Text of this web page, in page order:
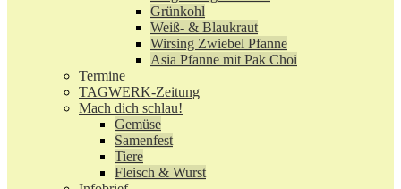
Grünkohl
Weiß- & Blaukraut
Wirsing Zwiebel Pfanne
Asia Pfanne mit Pak Choi
Termine
TAGWERK-Zeitung
Mach dich schlau!
Gemüse
Samenfest
Tiere
Fleisch & Wurst